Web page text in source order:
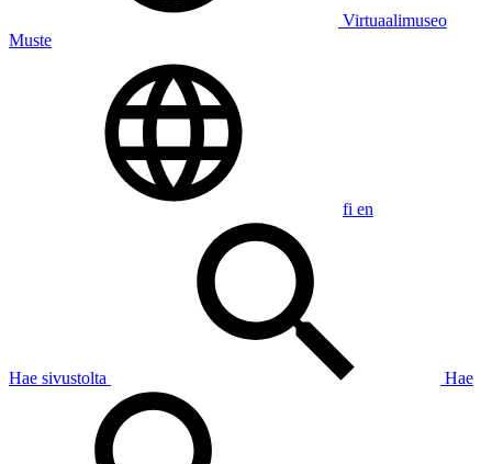
Virtuaalimuseo
Muste
fi en
Hae sivustolta Hae